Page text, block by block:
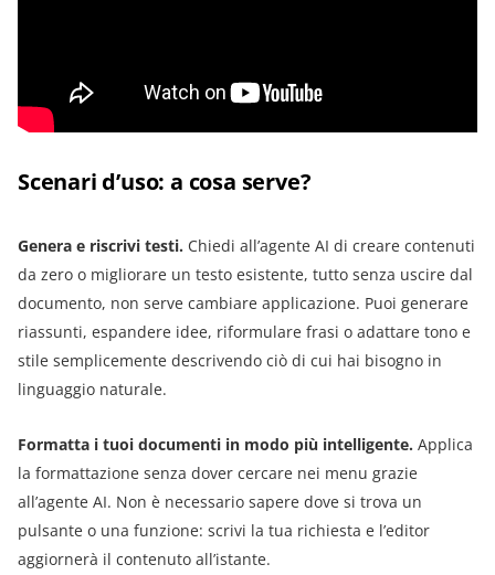
Scenari d’uso: a cosa serve?
Genera e riscrivi testi. Chiedi all’agente AI di creare contenuti
da zero o migliorare un testo esistente, tutto senza uscire dal
documento, non serve cambiare applicazione. Puoi generare
riassunti, espandere idee, riformulare frasi o adattare tono e
stile semplicemente descrivendo ciò di cui hai bisogno in
linguaggio naturale.
Formatta i tuoi documenti in modo più intelligente. Applica
la formattazione senza dover cercare nei menu grazie
all’agente AI. Non è necessario sapere dove si trova un
pulsante o una funzione: scrivi la tua richiesta e l’editor
aggiornerà il contenuto all’istante.